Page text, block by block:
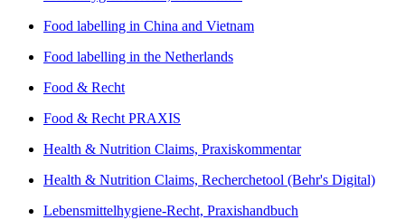
Food labelling in China and Vietnam
Food labelling in the Netherlands
Food & Recht
Food & Recht PRAXIS
Health & Nutrition Claims, Praxiskommentar
Health & Nutrition Claims, Recherchetool (Behr's Digital)
Lebensmittelhygiene-Recht, Praxishandbuch